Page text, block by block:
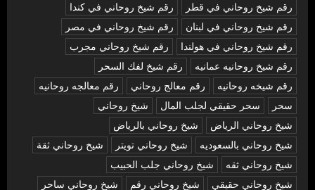
رقم شيخ روحاني في قطر
رقم شيخ روحاني في كندا
رقم شيخ روحاني في لبنان
رقم شيخ روحاني في مصر
رقم شيخ روحاني في هولندا
رقم شيخ روحاني مجرب
رقم شيخ روحانيه عمانيه
رقم شيخ لفك السحر
رقم شيخه روحانيه
رقم معالج روحاني
رقم معالجه روحانيه
سحر
سحر حقيقي لجلب المال
شيخ روحاني
شيخ روحاني الرياض
شيخ روحاني بالرياض
شيخ روحاني بالسعوديه
شيخ روحاني تويتر
شيخ روحاني ثقة
شيخ روحاني ثقه
شيخ روحاني جلب الحبيب
شيخ روحاني حقيقي
شيخ روحاني رقم
شيخ روحاني ساحر